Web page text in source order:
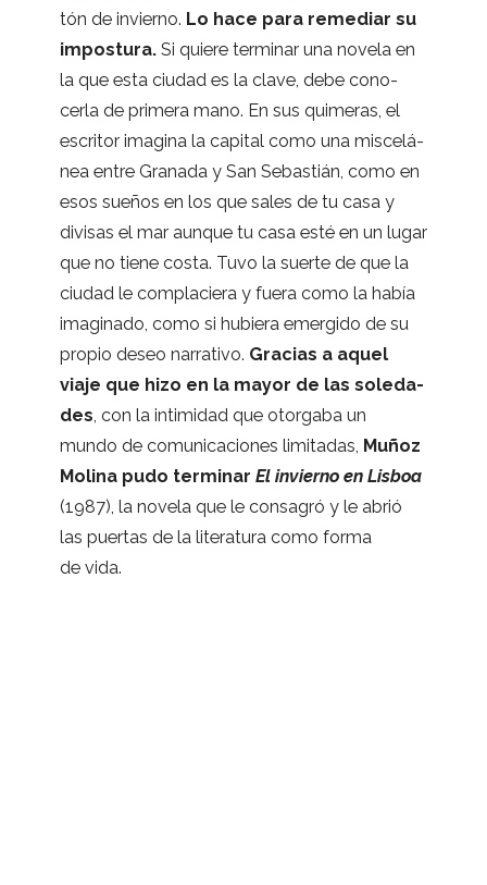
tón de invierno. Lo hace para reme­diar su
impos­tura.Si quiere ter­mi­nar una novela en
la que esta ciu­dad es la clave, debe cono­
cerla de pri­mera mano. En sus qui­me­ras, el
escri­tor ima­gina la capi­tal como una mis­ce­lá­
nea entre Gra­nada y San Sebas­tián, como en
esos sue­ños en los que sales de tu casa y
divi­sas el mar aun­que tu casa esté en un lugar
que no tiene costa. Tuvo la suerte de que la
ciu­dad le com­pla­ciera y fuera como la había
ima­gi­nado, como si hubiera emer­gido de su
pro­pio deseo narra­tivo. Gra­cias a aquel
viaje que hizo en la mayor de las sole­da­
des , con la inti­mi­dad que otor­gaba un
mundo de comu­ni­ca­cio­nes limi­ta­das, Muñoz
Molina pudo ter­mi­nar El invierno en Lis­boa
(1987), la novela que le con­sa­gró y le abrió
las puer­tas de la lite­ra­tura como forma
de vida.